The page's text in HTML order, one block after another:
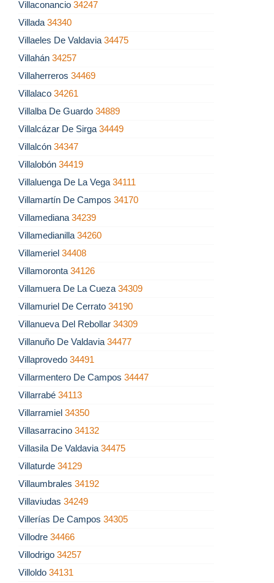
Villaconancio 34247
Villada 34340
Villaeles De Valdavia 34475
Villahán 34257
Villaherreros 34469
Villalaco 34261
Villalba De Guardo 34889
Villalcázar De Sirga 34449
Villalcón 34347
Villalobón 34419
Villaluenga De La Vega 34111
Villamartín De Campos 34170
Villamediana 34239
Villamedianilla 34260
Villameriel 34408
Villamoronta 34126
Villamuera De La Cueza 34309
Villamuriel De Cerrato 34190
Villanueva Del Rebollar 34309
Villanuño De Valdavia 34477
Villaprovedo 34491
Villarmentero De Campos 34447
Villarrabé 34113
Villarramiel 34350
Villasarracino 34132
Villasila De Valdavia 34475
Villaturde 34129
Villaumbrales 34192
Villaviudas 34249
Villerías De Campos 34305
Villodre 34466
Villodrigo 34257
Villoldo 34131